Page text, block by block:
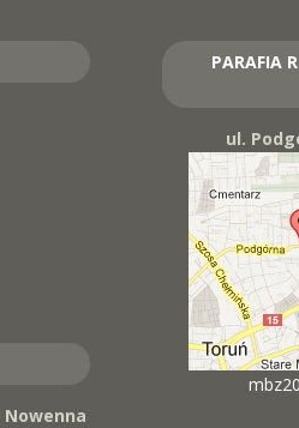
Nowenna
PARAFIA
ul.